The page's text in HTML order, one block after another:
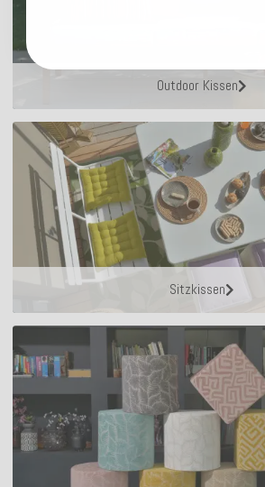
Outdoor Kissen
Sitzkissen